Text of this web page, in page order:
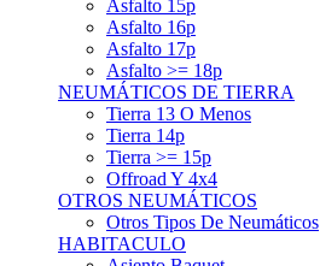
Asfalto 17p
Asfalto >= 18p
NEUMÁTICOS DE TIERRA
Tierra 13 O Menos
Tierra 14p
Tierra >= 15p
Offroad Y 4x4
OTROS NEUMÁTICOS
Otros Tipos De Neumáticos
HABITACULO
Asiento Baquet
Arneses